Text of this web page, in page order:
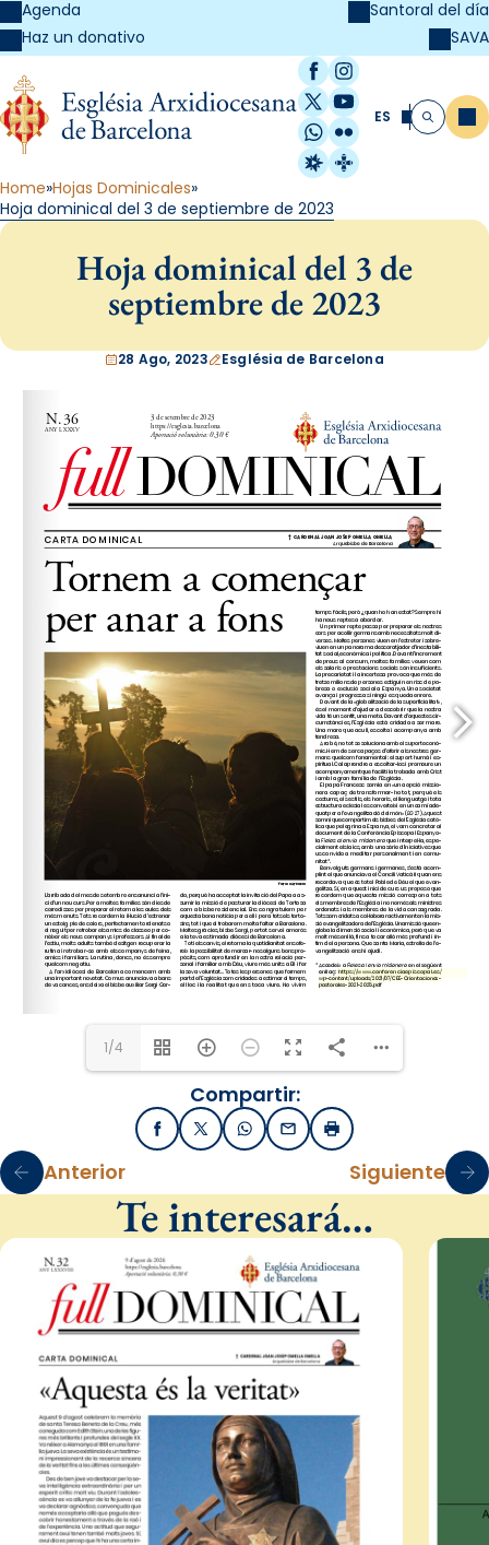
Agenda
Haz un donativo
Santoral del día
SAVA
Facebook
Instagram
X / Twitter
YouTube
WhatsApp
Flickr
Radio Estel
Catalunya
ES Buscar
Home Hojas Dominicales
Hoja dominical del 3 de septiembre de 2023
Hoja dominical del 3 de
septiembre de 2023
28 Ago, 2023 Església de Barcelona
enllaç: https://
1/4
Compartir:
FacebookX / TwitterWhatsApp
EmailImprimir
Anterior Siguiente
Te interesará…